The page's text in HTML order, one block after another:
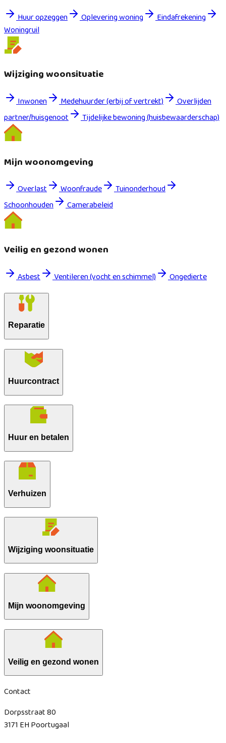
Huur opzeggen Oplevering woning
Eindafrekening
Woningruil
Wijziging woonsituatie
Inwonen Medehuurder (erbij of vertrekt)
Overlijden
partner/huisgenoot
Tijdelijke bewoning (huisbewaarderschap)
Mijn woonomgeving
Overlast Woonfraude
Tuinonderhoud
Schoonhouden
Camerabeleid
Veilig en gezond wonen
Asbest Ventileren (vocht en schimmel) Ongedierte
Reparatie
Huurcontract
Huur en betalen
Verhuizen
Wijziging woonsituatie
Mijn woonomgeving
Veilig en gezond wonen
Contact
Dorpsstraat 80
3171 EH Poortugaal